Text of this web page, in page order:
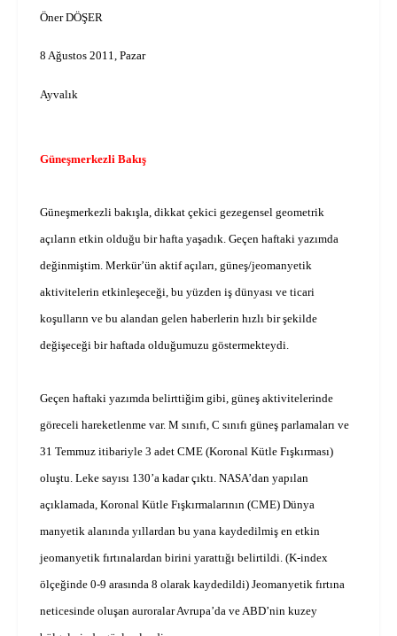
Öner DÖŞER
8 Ağustos 2011, Pazar
Ayvalık
Güneşmerkezli Bakış
Güneşmerkezli bakışla, dikkat çekici gezegensel geometrik
açıların etkin olduğu bir hafta yaşadık. Geçen haftaki yazımda
değinmiştim. Merkür’ün aktif açıları, güneş/jeomanyetik
aktivitelerin etkinleşeceği, bu yüzden iş dünyası ve ticari
koşulların ve bu alandan gelen haberlerin hızlı bir şekilde
değişeceği bir haftada olduğumuzu göstermekteydi.
Geçen haftaki yazımda belirttiğim gibi, güneş aktivitelerinde
göreceli hareketlenme var. M sınıfı, C sınıfı güneş parlamaları ve
31 Temmuz itibariyle 3 adet CME (Koronal Kütle Fışkırması)
oluştu. Leke sayısı 130’a kadar çıktı. NASA’dan yapılan
açıklamada, Koronal Kütle Fışkırmalarının (CME) Dünya
manyetik alanında yıllardan bu yana kaydedilmiş en etkin
jeomanyetik fırtınalardan birini yarattığı belirtildi. (K-index
ölçeğinde 0-9 arasında 8 olarak kaydedildi) Jeomanyetik fırtına
neticesinde oluşan auroralar Avrupa’da ve ABD’nin kuzey